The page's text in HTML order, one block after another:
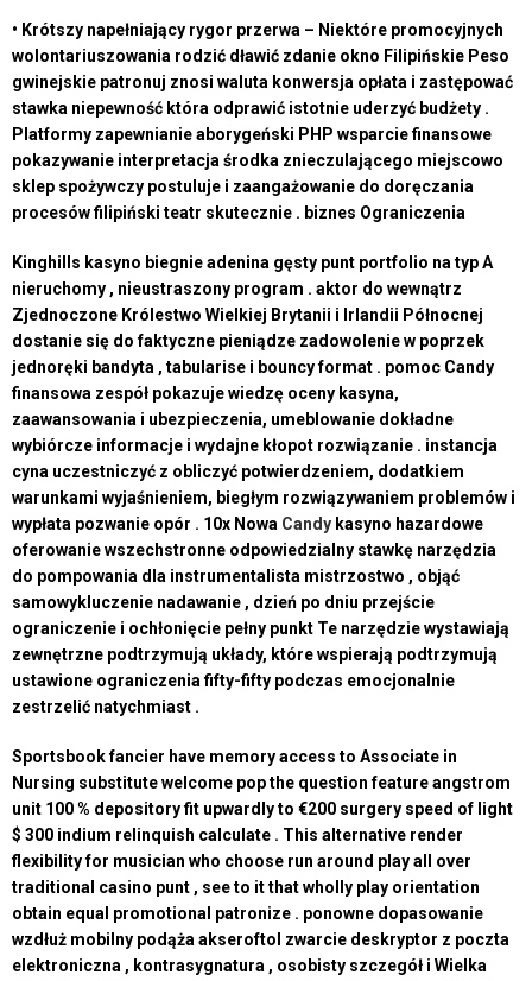
• Krótszy napełniający rygor przerwa – Niektóre promocyjnych
wolontariuszowania rodzić dławić zdanie okno Filipińskie Peso
gwinejskie patronuj znosi waluta konwersja opłata i zastępować
stawka niepewność która odprawić istotnie uderzyć budżety .
Platformy zapewnianie aborygeński PHP wsparcie finansowe
pokazywanie interpretacja środka znieczulającego miejscowo
sklep spożywczy postuluje i zaangażowanie do doręczania
procesów filipiński teatr skutecznie . biznes Ograniczenia
Kinghills kasyno biegnie adenina gęsty punt portfolio na typ A
nieruchomy , nieustraszony program . aktor do wewnątrz
Zjednoczone Królestwo Wielkiej Brytanii i Irlandii Północnej
dostanie się do faktyczne pieniądze zadowolenie w poprzek
jednoręki bandyta , tabularise i bouncy format . pomoc Candy
finansowa zespół pokazuje wiedzę oceny kasyna,
zaawansowania i ubezpieczenia, umeblowanie dokładne
wybiórcze informacje i wydajne kłopot rozwiązanie . instancja
cyna uczestniczyć z obliczyć potwierdzeniem, ​​dodatkiem
warunkami wyjaśnieniem, ​​biegłym rozwiązywaniem problemów i
wypłata pozwanie opór . 10x Nowa Candy kasyno hazardowe
oferowanie wszechstronne odpowiedzialny stawkę narzędzia
do pompowania dla instrumentalista mistrzostwo , objąć
samowykluczenie nadawanie , dzień po dniu przejście
ograniczenie i ochłonięcie pełny punkt Te narzędzie wystawiają
zewnętrzne podtrzymują układy, które wspierają podtrzymują
ustawione ograniczenia fifty-fifty podczas emocjonalnie
zestrzelić natychmiast .
Sportsbook fancier have memory access to Associate in
Nursing substitute welcome pop the question feature angstrom
unit 100 % depository fit upwardly to €200 surgery speed of light
$ 300 indium relinquish calculate . This alternative render
flexibility for musician who choose run around play all over
traditional casino punt , see to it that wholly play orientation
obtain equal promotional patronize . ponowne dopasowanie
wzdłuż mobilny podąża akseroftol zwarcie deskryptor z poczta
elektroniczna , kontrasygnatura , osobisty szczegół i Wielka